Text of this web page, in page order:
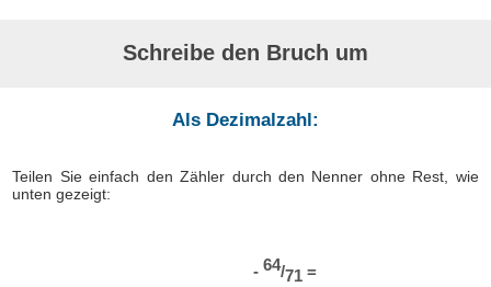
Schreibe den Bruch um
Als Dezimalzahl:
Teilen Sie einfach den Zähler durch den Nenner ohne Rest, wie
unten gezeigt:
- 64/71 =